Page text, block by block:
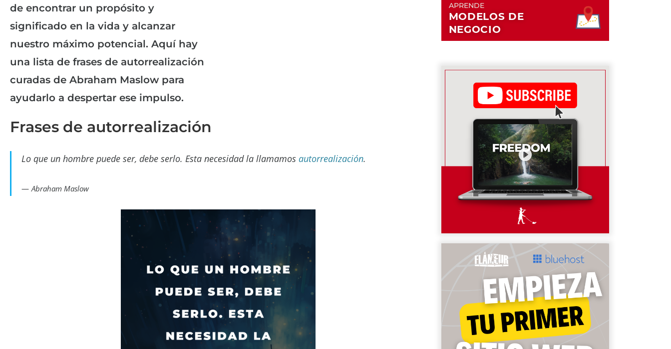
de encontrar un propósito y
significado en la vida y alcanzar
nuestro máximo potencial. Aquí hay
una lista de frases de autorrealización
curadas de Abraham Maslow para
ayudarlo a despertar ese impulso.
Frases de autorrealización
Lo que un hombre puede ser, debe serlo. Esta necesidad la llamamos autorrealización.
Abraham Maslow
APRENDE
MODELOS DE
NEGOCIO